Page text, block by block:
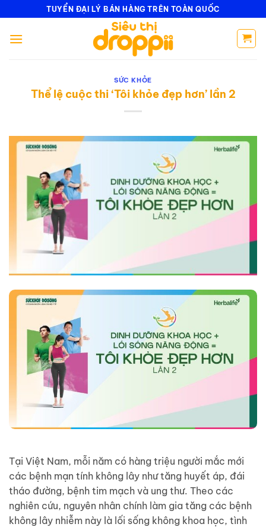
qua
nội
TUYỂN ĐẠI LÝ BÁN HÀNG TRÊN TOÀN QUỐC
SỨC KHỎE
Thể lệ cuộc thi ‘Tôi khỏe đẹp hơn’ lần 2
Tại Việt Nam, mỗi năm có hàng triệu người mắc mới
các bệnh mạn tính không lây như tăng huyết áp, đái
tháo đường, bệnh tim mạch và ung thư. Theo các
nghiên cứu, nguyên nhân chính làm gia tăng các bệnh
không lây nhiễm này là lối sống không khoa học, tình